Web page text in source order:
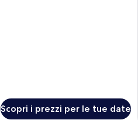
Scopri i prezzi per le tue date